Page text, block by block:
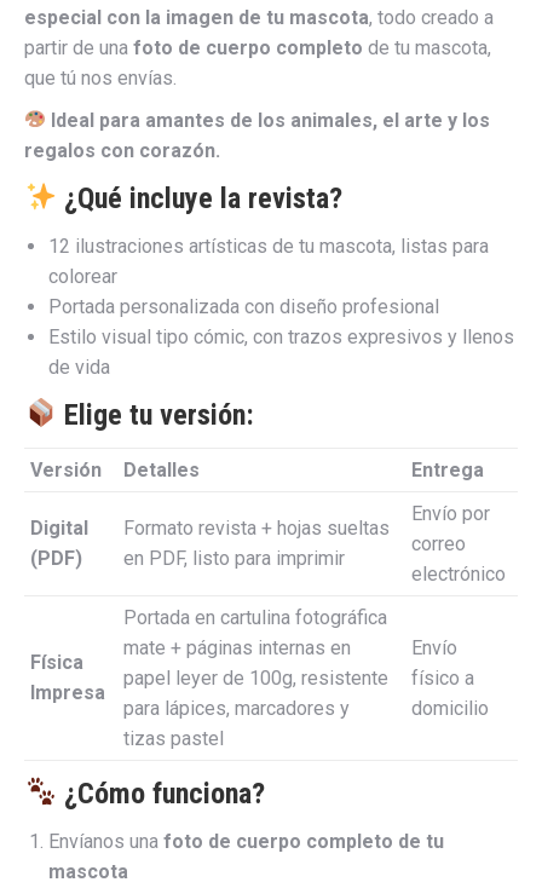
especial con la imagen de tu mascota, todo creado a
partir de una foto de cuerpo completo de tu mascota,
que tú nos envías.
Ideal para amantes de los animales, el arte y los
regalos con corazón.
¿Qué incluye la revista?
12 ilustraciones artísticas de tu mascota, listas para
colorear
Portada personalizada con diseño profesional
Estilo visual tipo cómic, con trazos expresivos y llenos
de vida
Elige tu versión:
Versión Detalles Entrega
Digital
(PDF)
Formato revista + hojas sueltas
en PDF, listo para imprimir
Envío por
correo
electrónico
Física
Impresa
Portada en cartulina fotográfica
mate + páginas internas en
papel leyer de 100g, resistente
para lápices, marcadores y
tizas pastel
Envío
físico a
domicilio
¿Cómo funciona?
Envíanos una foto de cuerpo completo de tu
mascota